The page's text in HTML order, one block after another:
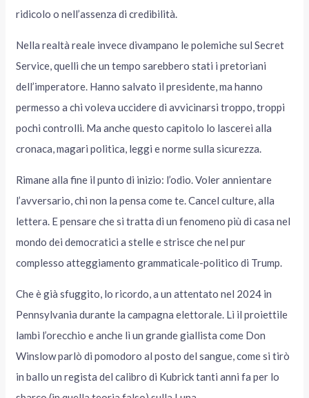
ridicolo o nell’assenza di credibilità.
Nella realtà reale invece divampano le polemiche sul Secret
Service, quelli che un tempo sarebbero stati i pretoriani
dell’imperatore. Hanno salvato il presidente, ma hanno
permesso a chi voleva uccidere di avvicinarsi troppo, troppi
pochi controlli. Ma anche questo capitolo lo lascerei alla
cronaca, magari politica, leggi e norme sulla sicurezza.
Rimane alla fine il punto di inizio: l’odio. Voler annientare
l’avversario, chi non la pensa come te. Cancel culture, alla
lettera. E pensare che si tratta di un fenomeno più di casa nel
mondo dei democratici a stelle e strisce che nel pur
complesso atteggiamento grammaticale-politico di Trump.
Che è già sfuggito, lo ricordo, a un attentato nel 2024 in
Pennsylvania durante la campagna elettorale. Lì il proiettile
lambì l’orecchio e anche lì un grande giallista come Don
Winslow parlò di pomodoro al posto del sangue, come si tirò
in ballo un regista del calibro di Kubrick tanti anni fa per lo